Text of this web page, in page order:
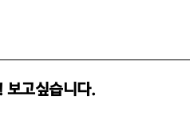
보고싶습니다.